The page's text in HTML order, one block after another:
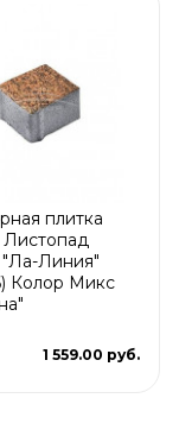
плитка
"Ла-Линия"
Колор Микс
1 559.00 руб.